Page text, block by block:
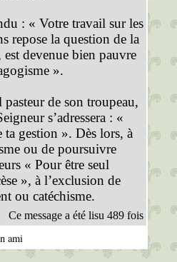
: « Votre travail sur les
repose la question de la
devenue bien pauvre
».
pasteur de son troupeau,
s’adressera : «
gestion ». Dès lors, à
ou de poursuivre
« Pour être seul
», à l’exclusion de
ou catéchisme.
Ce message a été lisu 489 fois
ami